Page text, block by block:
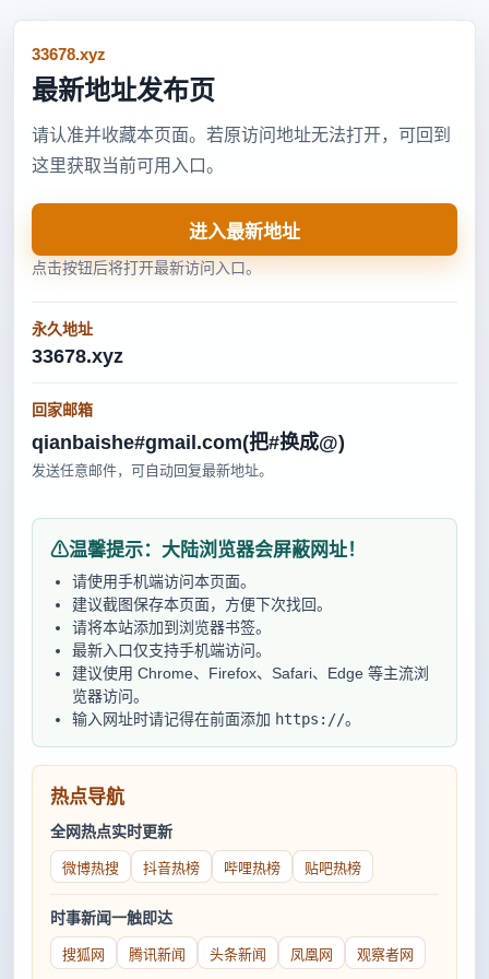
33678.xyz
最新地址发布页
请认准并收藏本页面。若原访问地址无法打开，可回到
这里获取当前可用入口。
进入最新地址
点击按钮后将打开最新访问入口。
永久地址
33678.xyz
回家邮箱
qianbaishe#gmail.com(把#换成@)
发送任意邮件，可自动回复最新地址。
⚠温馨提示：大陆浏览器会屏蔽网址！
请使用手机端访问本页面。
建议截图保存本页面，方便下次找回。
请将本站添加到浏览器书签。
最新入口仅支持手机端访问。
建议使用 Chrome、Firefox、Safari、Edge 等主流浏
览器访问。
输入网址时请记得在前面添加 https://。
热点导航
全网热点实时更新
微博热搜 抖音热榜 哔哩热榜 贴吧热榜
时事新闻一触即达
搜狐网 腾讯新闻 头条新闻 凤凰网 观察者网